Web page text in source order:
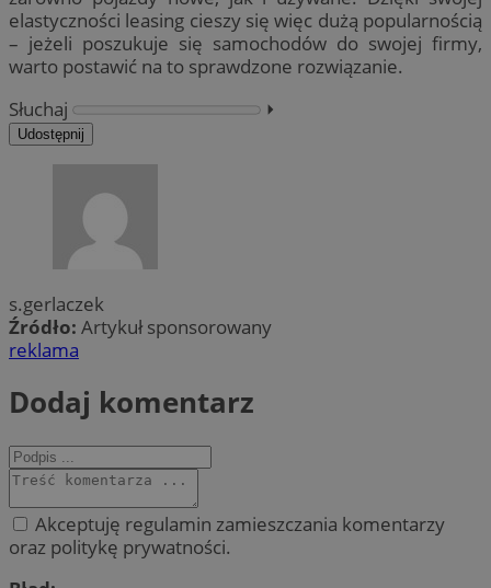
elastyczności leasing cieszy się więc dużą popularnością
– jeżeli poszukuje się samochodów do swojej firmy,
warto postawić na to sprawdzone rozwiązanie.
Słuchaj
⏵︎
Udostępnij
s.gerlaczek
Źródło: Artykuł sponsorowany
reklama
Dodaj komentarz
Akceptuję regulamin zamieszczania komentarzy
oraz politykę prywatności.